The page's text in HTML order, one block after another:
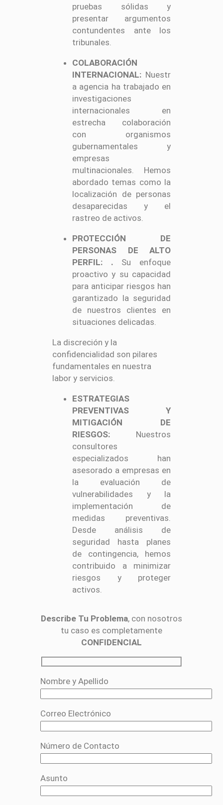
pruebas sólidas y
presentar argumentos
contundentes ante los
tribunales.
COLABORACIÓN
INTERNACIONAL:Nuestr
a agencia ha trabajado en
investigaciones
internacionales en
estrecha colaboración
con organismos
gubernamentales y
empresas
multinacionales. Hemos
abordado temas como la
localización de personas
desaparecidas y el
rastreo de activos.
PROTECCIÓN DE
PERSONAS DE ALTO
PERFIL:
. Su enfoque
proactivo y su capacidad
para anticipar riesgos han
garantizado la seguridad
de nuestros clientes en
situaciones delicadas.
La discreción y la
confidencialidad son pilares
fundamentales en nuestra
labor y servicios.
ESTRATEGIAS
PREVENTIVAS Y
MITIGACIÓN DE
RIESGOS:Nuestros
consultores
especializados han
asesorado a empresas en
la evaluación de
vulnerabilidades y la
implementación de
medidas preventivas.
Desde análisis de
seguridad hasta planes
de contingencia, hemos
contribuido a minimizar
riesgos y proteger
activos.
Describe Tu Problema, con nosotros
tu caso es completamente
CONFIDENCIAL
Nombre y Apellido
Correo Electrónico
Número de Contacto
Asunto